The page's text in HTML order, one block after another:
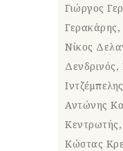
Γιώργος
Νίκος
Δενδρινός,
Αντώνης
Κεντρωτής,
Κώστας